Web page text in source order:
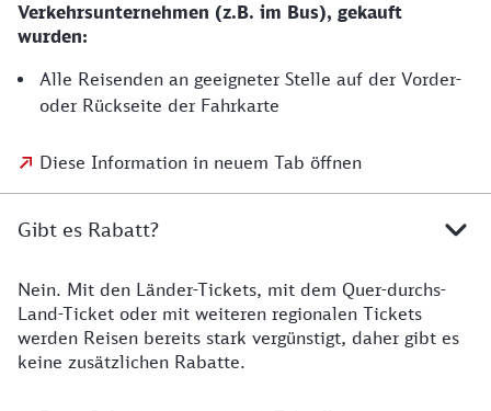
Verkehrsunternehmen (z.B. im Bus), gekauft
wurden:
Alle Reisenden an geeigneter Stelle auf der Vorder-
oder Rückseite der Fahrkarte
Diese Information in neuem Tab öffnen
Gibt es Rabatt?
Nein. Mit den Länder-Tickets, mit dem Quer-durchs-
Land-Ticket oder mit weiteren regionalen Tickets
werden Reisen bereits stark vergünstigt, daher gibt es
keine zusätzlichen Rabatte.